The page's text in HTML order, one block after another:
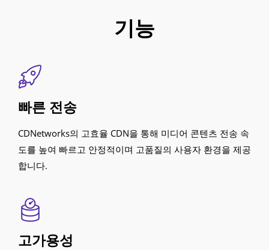
기능
빠른 전송
CDNetworks의 고효율 CDN을 통해 미디어 콘텐츠 전송 속
도를 높여 빠르고 안정적이며 고품질의 사용자 환경을 제공
합니다.
고가용성